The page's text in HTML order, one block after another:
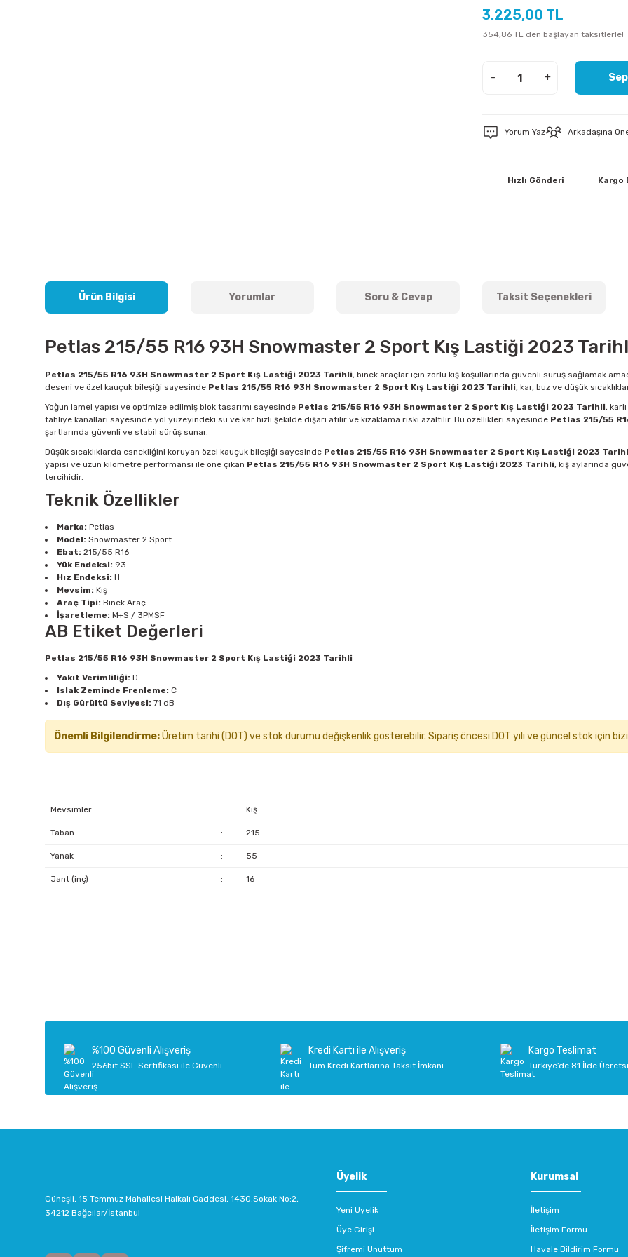
3.225,00 TL
354,86 TL den başlayan taksitlerle!
- +
Yorum Yaz Arkadaşına
Hızlı Gönderi Kargo
Ürün Bilgisi Yorumlar Soru & Cevap Taksit Seçenekleri
Petlas 215/55 R16 93H Snowmaster 2 Sport Kış Lastiği 2023
Petlas 215/55 R16 93H Snowmaster 2 Sport Kış Lastiği 2023 Tarihli, binek araçlar için zorlu kış koşullarında güvenli sürüş sağlamak
deseni ve özel kauçuk bileşiği sayesinde Petlas 215/55 R16 93H Snowmaster 2 Sport Kış Lastiği 2023 Tarihli, kar, buz ve düşük
Yoğun lamel yapısı ve optimize edilmiş blok tasarımı sayesinde Petlas 215/55 R16 93H Snowmaster 2 Sport Kış Lastiği 2023 Tarihli,
tahliye kanalları sayesinde yol yüzeyindeki su ve kar hızlı şekilde dışarı atılır ve kızaklama riski azaltılır. Bu özellikleri sayesinde Petlas 215/55
şartlarında güvenli ve stabil sürüş sunar.
Düşük sıcaklıklarda esnekliğini koruyan özel kauçuk bileşiği sayesinde Petlas 215/55 R16 93H Snowmaster 2 Sport Kış Lastiği 2023
yapısı ve uzun kilometre performansı ile öne çıkan Petlas 215/55 R16 93H Snowmaster 2 Sport Kış Lastiği 2023 Tarihli, kış aylarında
tercihidir.
Teknik Özellikler
Marka: Petlas
Model: Snowmaster 2 Sport
Ebat: 215/55 R16
Yük Endeksi: 93
Hız Endeksi: H
Mevsim: Kış
Araç Tipi: Binek Araç
İşaretleme: M+S / 3PMSF
AB Etiket Değerleri
Petlas 215/55 R16 93H Snowmaster 2 Sport Kış Lastiği 2023 Tarihli
Yakıt Verimliliği: D
Islak Zeminde Frenleme: C
Dış Gürültü Seviyesi: 71 dB
Önemli Bilgilendirme:Üretim tarihi (DOT) ve stok durumu değişkenlik gösterebilir. Sipariş öncesi DOT yılı ve güncel stok için
Mevsimler : Kış
Taban : 215
Yanak : 55
Jant (inç) : 16
Ürün fiyatı diğer sitelerden daha pahalı.
Bu ürüne benzer farklı alternatifler olmalı.
%100 Güvenli Alışveriş
256bit SSL Sertifikası ile Güvenli
Kredi Kartı ile Alışveriş
Tüm Kredi Kartlarına Taksit İmkanı
Kargo Teslimat
Türkiye’de 81 İlde
Güneşli, 15 Temmuz Mahallesi Halkalı Caddesi, 1430.Sokak No:2,
34212 Bağcılar/İstanbul
Üyelik
Yeni Üyelik
Üye Girişi
Şifremi Unuttum
Kurumsal
İletişim
İletişim Formu
Havale Bildirim Formu